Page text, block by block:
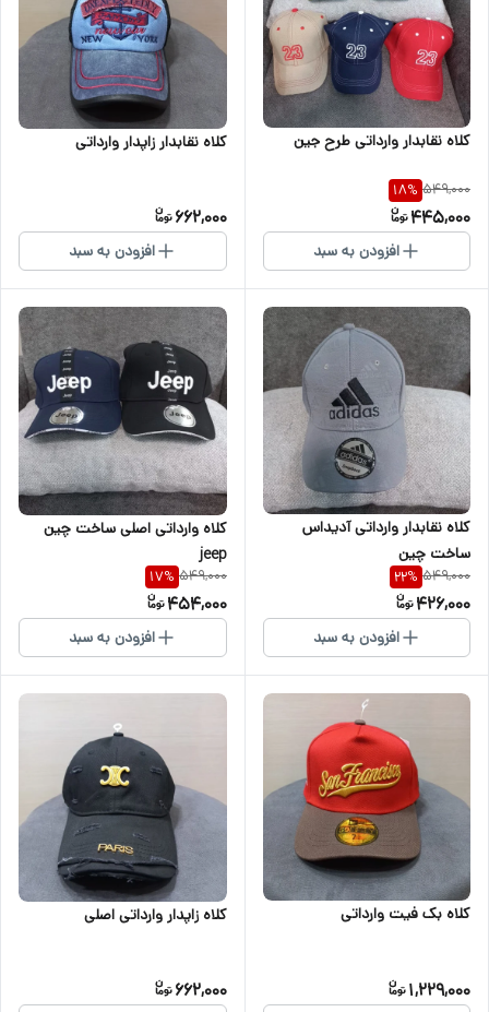
کلاه نقابدار وارداتی طرح جین
549,000
18%
445,000
افزودن به سبد
کلاه نقابدار زاپدار وارداتی
662,000
افزودن به سبد
کلاه نقابدار وارداتی آدیداس
ساخت چین
549,000
22%
426,000
افزودن به سبد
کلاه وارداتی اصلی ساخت چین
jeep
549,000
17%
454,000
افزودن به سبد
کلاه بک فیت وارداتی
1,229,000
کلاه زاپدار وارداتی اصلی
662,000